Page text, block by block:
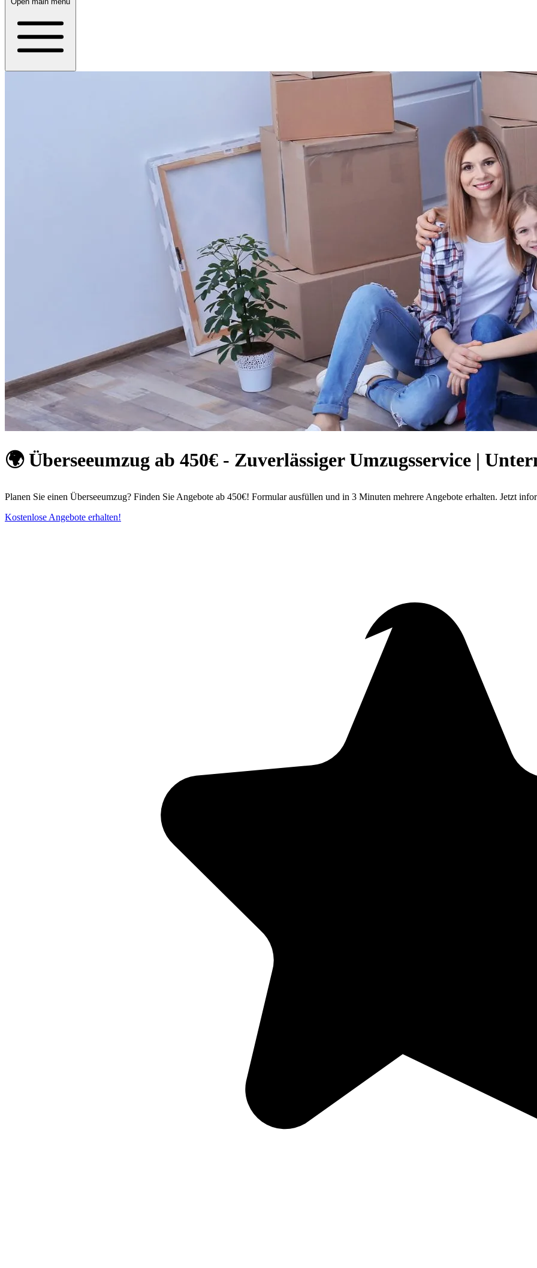
🌍 Überseeumzug ab 450€ - Zuverlässiger Umzugsservice |
Planen Sie einen Überseeumzug? Finden Sie Angebote ab 450€! Formular ausfüllen und in 3 Minuten mehrere Angebote erhalten. Jetzt
Kostenlose Angebote erhalten!